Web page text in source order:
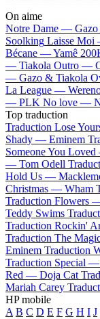
On aime
Notre Dame —
Soolking Laisse
Bécane —Yamê
— Tiakola Outro —
— Gazo & Tiakola
La League —
— PLK No love —
Top traduction
Traduction Lose
Shady — Eminem
Someone You
— Tom Odell
Hold Us —
Christmas — Wham
Traduction Flowers
Teddy Swims
Traduction Rockin'
Traduction The
Eminem Traduction
Traduction Special —
Red — Doja Cat
Mariah Carey
HP mobile
A B C D E F G H I J